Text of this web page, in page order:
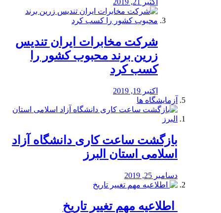
اکتبر 21, 2019
شرکت مخابرات ایران تندیس
زرین برند محبوب کشور را
کسب کرد
اکتبر 19, 2019
آزمایشگاه ها
بازگشت ساعت کاری دانشگاه آزاد
اسلامی استان البرز
دسامبر 25, 2019
️ اطلاعیه مهم تغییر تاریخ